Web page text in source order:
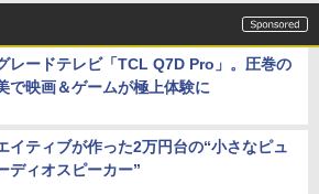
レードテレビ「TCL Q7D Pro」。圧巻の
で映画＆ゲームが極上体験に
イティブが作った2万円台の“小さなピュ
ディオスピーカー”